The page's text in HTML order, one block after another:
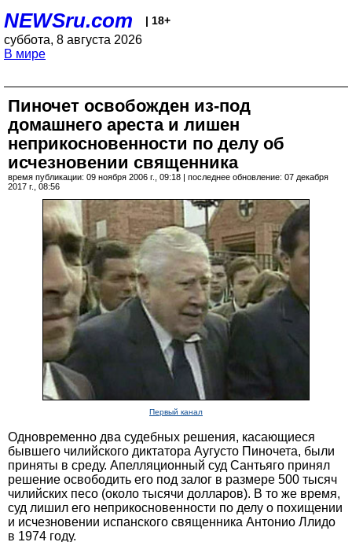
NEWSru.com | 18+
суббота, 8 августа 2026
В мире
Пиночет освобожден из-под
домашнего ареста и лишен
неприкосновенности по делу об
исчезновении священника
время публикации: 09 ноября 2006 г., 09:18 | последнее обновление: 07 декабря
2017 г., 08:56
Первый канал
Одновременно два судебных решения, касающиеся
бывшего чилийского диктатора Аугусто Пиночета, были
приняты в среду. Апелляционный суд Сантьяго принял
решение освободить его под залог в размере 500 тысяч
чилийских песо (около тысячи долларов). В то же время,
суд лишил его неприкосновенности по делу о похищении
и исчезновении испанского священника Антонио Ллидо
в 1974 году.